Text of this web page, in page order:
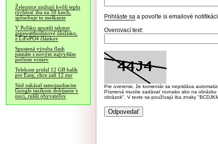
Železnice znižujú kvôli teplu
rýchlosť iba na 50 km/h,
spôsobuje to meškanie
V Poľsku spustili takmer
gigawatthodinové úložisko,
z LiFePO4 článkov
Spustená výroba flash
pamäte s novým najvyšším
počtom vrstiev
Telekom pridal 12 GB balík
pre Easy, chce zaň 12 eur
Súd zakázal samojazdiacim
Google taxíkom dobíjanie v
noci, rušili obyvateľov
Prihláste sa a povoľte si emailové
Overovací text:
Pre overenie, že komentár sa nepridáva
Písmená musíte zadávať rovnako ako na
obrázok". V texte sa používajú iba znaky